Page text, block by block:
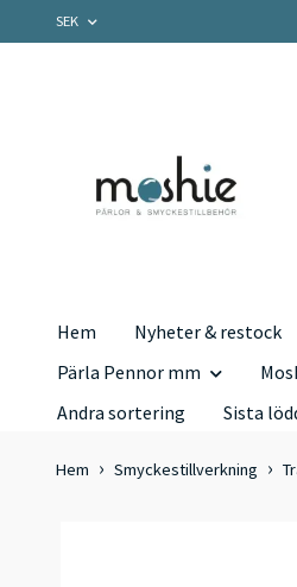
SEK
Hem Nyheter & restock
Pärla Pennor mm
Andra sortering
Sista
Hem Smyckestillverkning